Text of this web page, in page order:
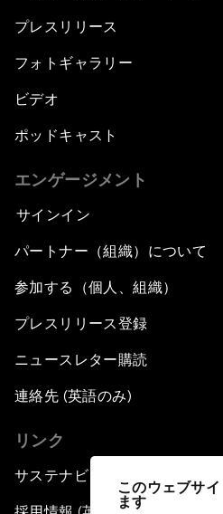
このウェブサ
ます
プレスリリース
フォトギャラリー
ビデオ
ポッドキャスト
エンゲージメント
サインイン
パートナー（組織）について
参加する（個人、組織）
プレスリリース登録
ニュースレター購読
連絡先 (英語のみ)
リンク
サステナビリティへの取り組み